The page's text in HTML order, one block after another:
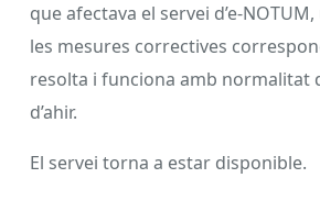
que afectava el servei d’e-
les mesures correctives
resolta i funciona amb normalitat
d’ahir.
El servei torna a estar disponible.